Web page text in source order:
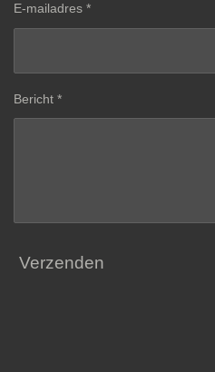
E-mailadres *
Bericht *
Verzenden